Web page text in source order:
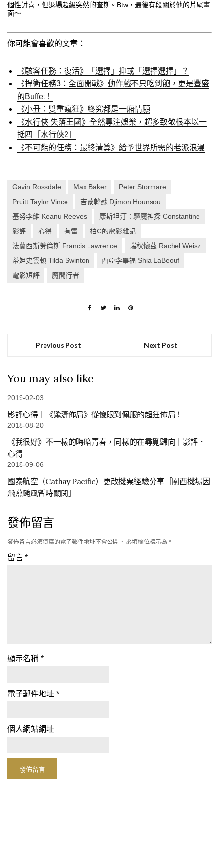
個性討喜，但退場超級突然的查斯。Btw，最後有段關於他的片尾畫
面～
你可能會喜歡的文章：
《駭客任務：復活》「選擇」抑或「選擇選擇」？
《捍衛任務3：全面開戰》動作戲不只吃到飽，更是豐盛
的Buffet！
《小丑：雙重瘋狂》終究都是一廂情願
《水行俠 失落王國》全然專注娛樂，超多致敬根本以一
抵四［水行俠2］
《不可能的任務：最終清算》給予世界所需的老派浪漫
Gavin Rossdale Max Baker
Peter Stormare
Pruitt Taylor Vince
吉蒙韓蘇 Djimon Hounsou
基努李維 Keanu Reeves
康斯坦汀：驅魔神探 Constantine
影評
心得 有雷
柏C的電影雜記
法蘭西斯勞倫斯 Francis Lawrence
瑞秋懷茲 Rachel Weisz
蒂妲史雲頓 Tilda Swinton
西亞李畢福 Shia LaBeouf
電影短評
魔間行者
Previous Post Next Post
You may also like
2019-02-03
影評心得｜《驚濤佈局》從傻眼到佩服的超狂佈局！
2018-08-20
《我很好》不一樣的晦暗青春，同樣的在尋覓歸向｜影評．
心得
2018-09-06
國泰航空（Cathay Pacific）更改機票經驗分享［關西機場因
飛燕颱風暫時關閉］
發佈留言
發佈留言必須填寫的電子郵件地址不會公開。 必填欄位標示為 *
留言 *
顯示名稱 *
電子郵件地址 *
個人網站網址